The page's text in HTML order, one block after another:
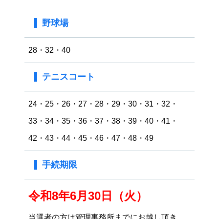
野球場
28・32・40
テニスコート
24・25・26・27・28・29・30・31・32・
33・34・35・36・37・38・39・40・41・
42・43・44・45・46・47・48・49
手続期限
令和8年6月30日（火）
当選者の方は管理事務所までにお越し頂き、